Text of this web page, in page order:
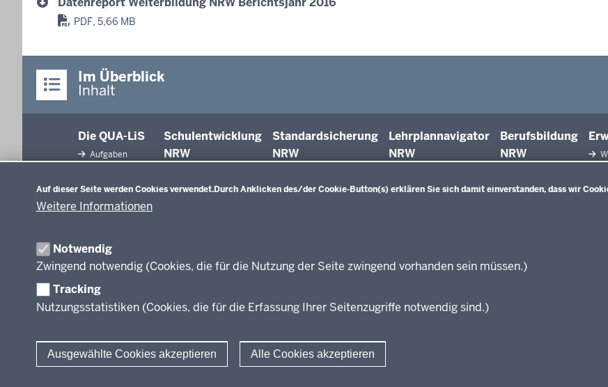
Auf dieser Seite werden Cookies verwendet.Durch Anklicken des/der Cookie-Button(s) erklären Sie sich damit einverstanden, dass wir
Weitere Informationen
Notwendig
Zwingend notwendig (Cookies, die für die Nutzung der Seite zwingend vorhanden sein müssen.)
Tracking
Nutzungsstatistiken (Cookies, die für die Erfassung Ihrer Seitenzugriffe notwendig sind.)
Ausgewählte Cookies akzeptieren Alle Cookies akzeptieren
PDF, 5,66 MB
Im Überblick
Inhalt
Die QUA-LiS
Aufgaben
Veranstaltungen
Veröffentlichungen
Organisation
Stellenangebote
Schulentwicklung
NRW
Unterricht
Standardsicherung
NRW
Lehrplannavigator
NRW
Berufsbildung
NRW
© 2026 QUA-LiS